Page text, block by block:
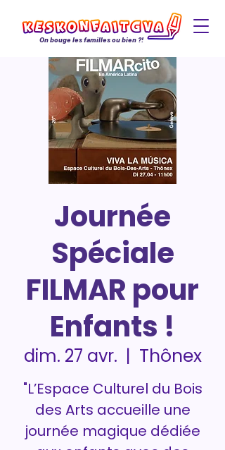
On bouge les familles ou bien ?!
Journée
Spéciale
FILMAR pour
Enfants !
dim. 27 avr.
  |
Thônex
"L’Espace Culturel du Bois
des Arts accueille une
journée magique dédiée